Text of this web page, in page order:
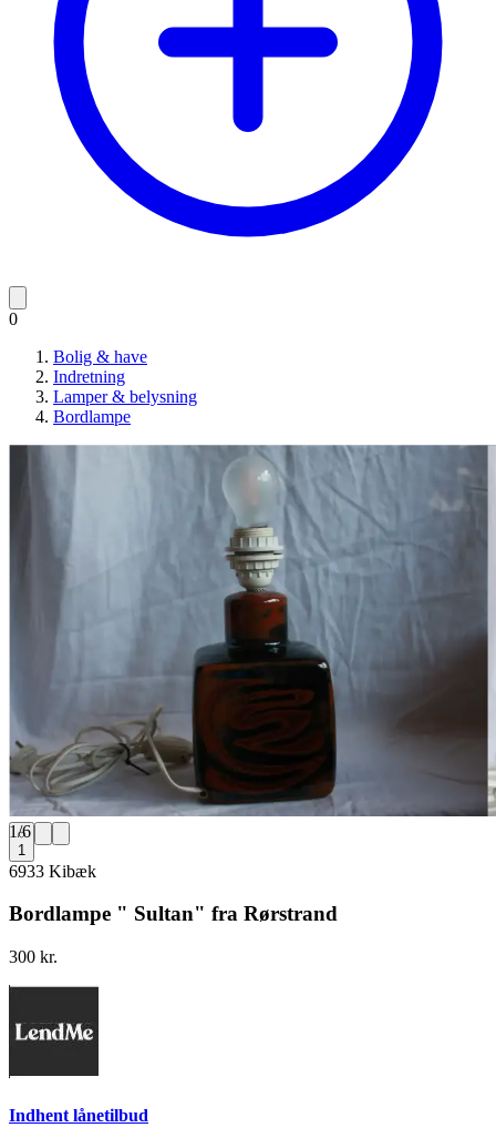
0
Bolig & have
Indretning
Lamper & belysning
Bordlampe
1/6
1
6933 Kibæk
Bordlampe " Sultan" fra Rørstrand
300 kr.
Indhent lånetilbud